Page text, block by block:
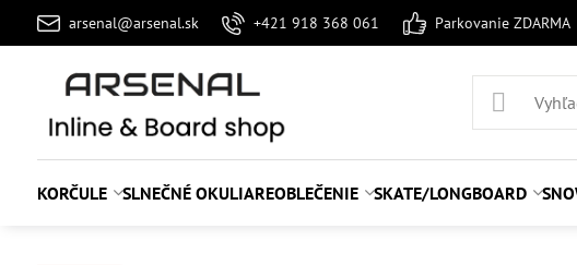
arsenal@arsenal.sk +421 918 368 061 Parkovanie ZDARMA
KORČULE SLNEČNÉ OKULIAREOBLEČENIE SKATE/LONGBOARD